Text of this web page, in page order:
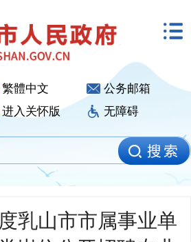
繁體中文
公务邮箱
进入关怀版 无障碍
乳山市市属事业单